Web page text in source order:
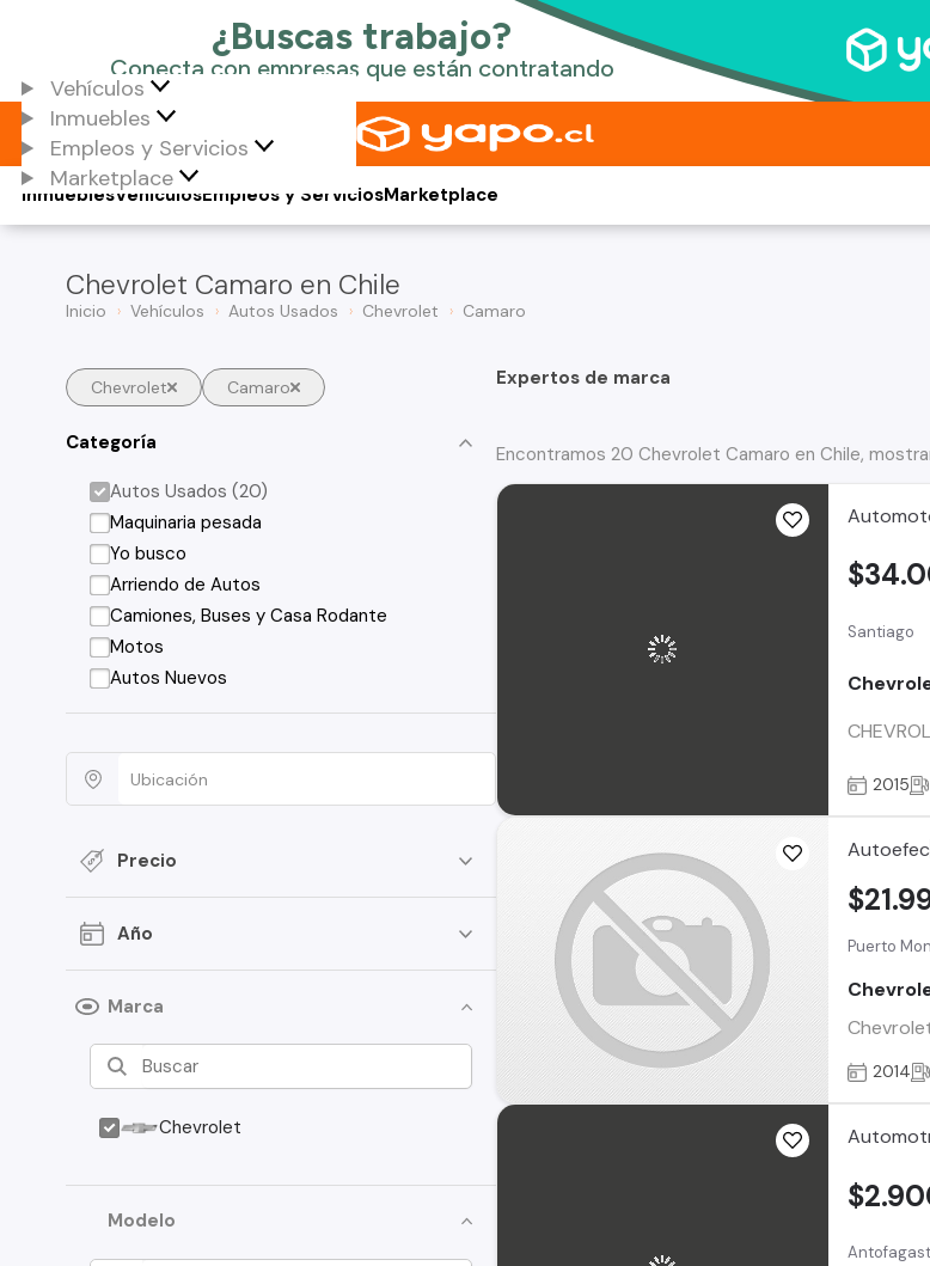
Vehículos
Inmuebles
Empleos y Servicios
Marketplace
Vehículos
Inmuebles Empleos y ServiciosMarketplace
Chevrolet Camaro en Chile
Inicio Vehículos Autos Usados Chevrolet Camaro
Chevrolet Camaro
Categoría
Autos Usados (20)
Maquinaria pesada
Yo busco
Arriendo de Autos
Camiones, Buses y Casa Rodante
Motos
Autos Nuevos
Precio
Año
Marca
Chevrolet
Modelo
Expertos de marca
Encontramos 20 Chevrolet Camaro en Chile,
Santiago
2015
Autoefec
Puerto
2014